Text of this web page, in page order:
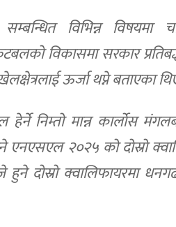
विभिन्न विषयमा
विकासमा सरकार
ऊर्जा थप्ने बताएका
निम्तो मान्न कार्लोस
२०२५ को दोस्रो
दोस्रो क्वालिफायरमा